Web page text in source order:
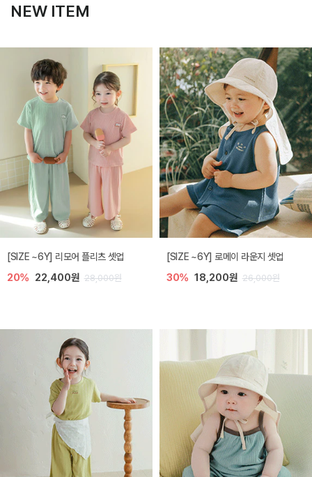
NEW ITEM
[SIZE ~6Y] 리모어 플리츠 셋업
20% 22,400원 28,000원
[SIZE ~6Y] 로메이 라운지 셋업
30% 18,200원 26,000원